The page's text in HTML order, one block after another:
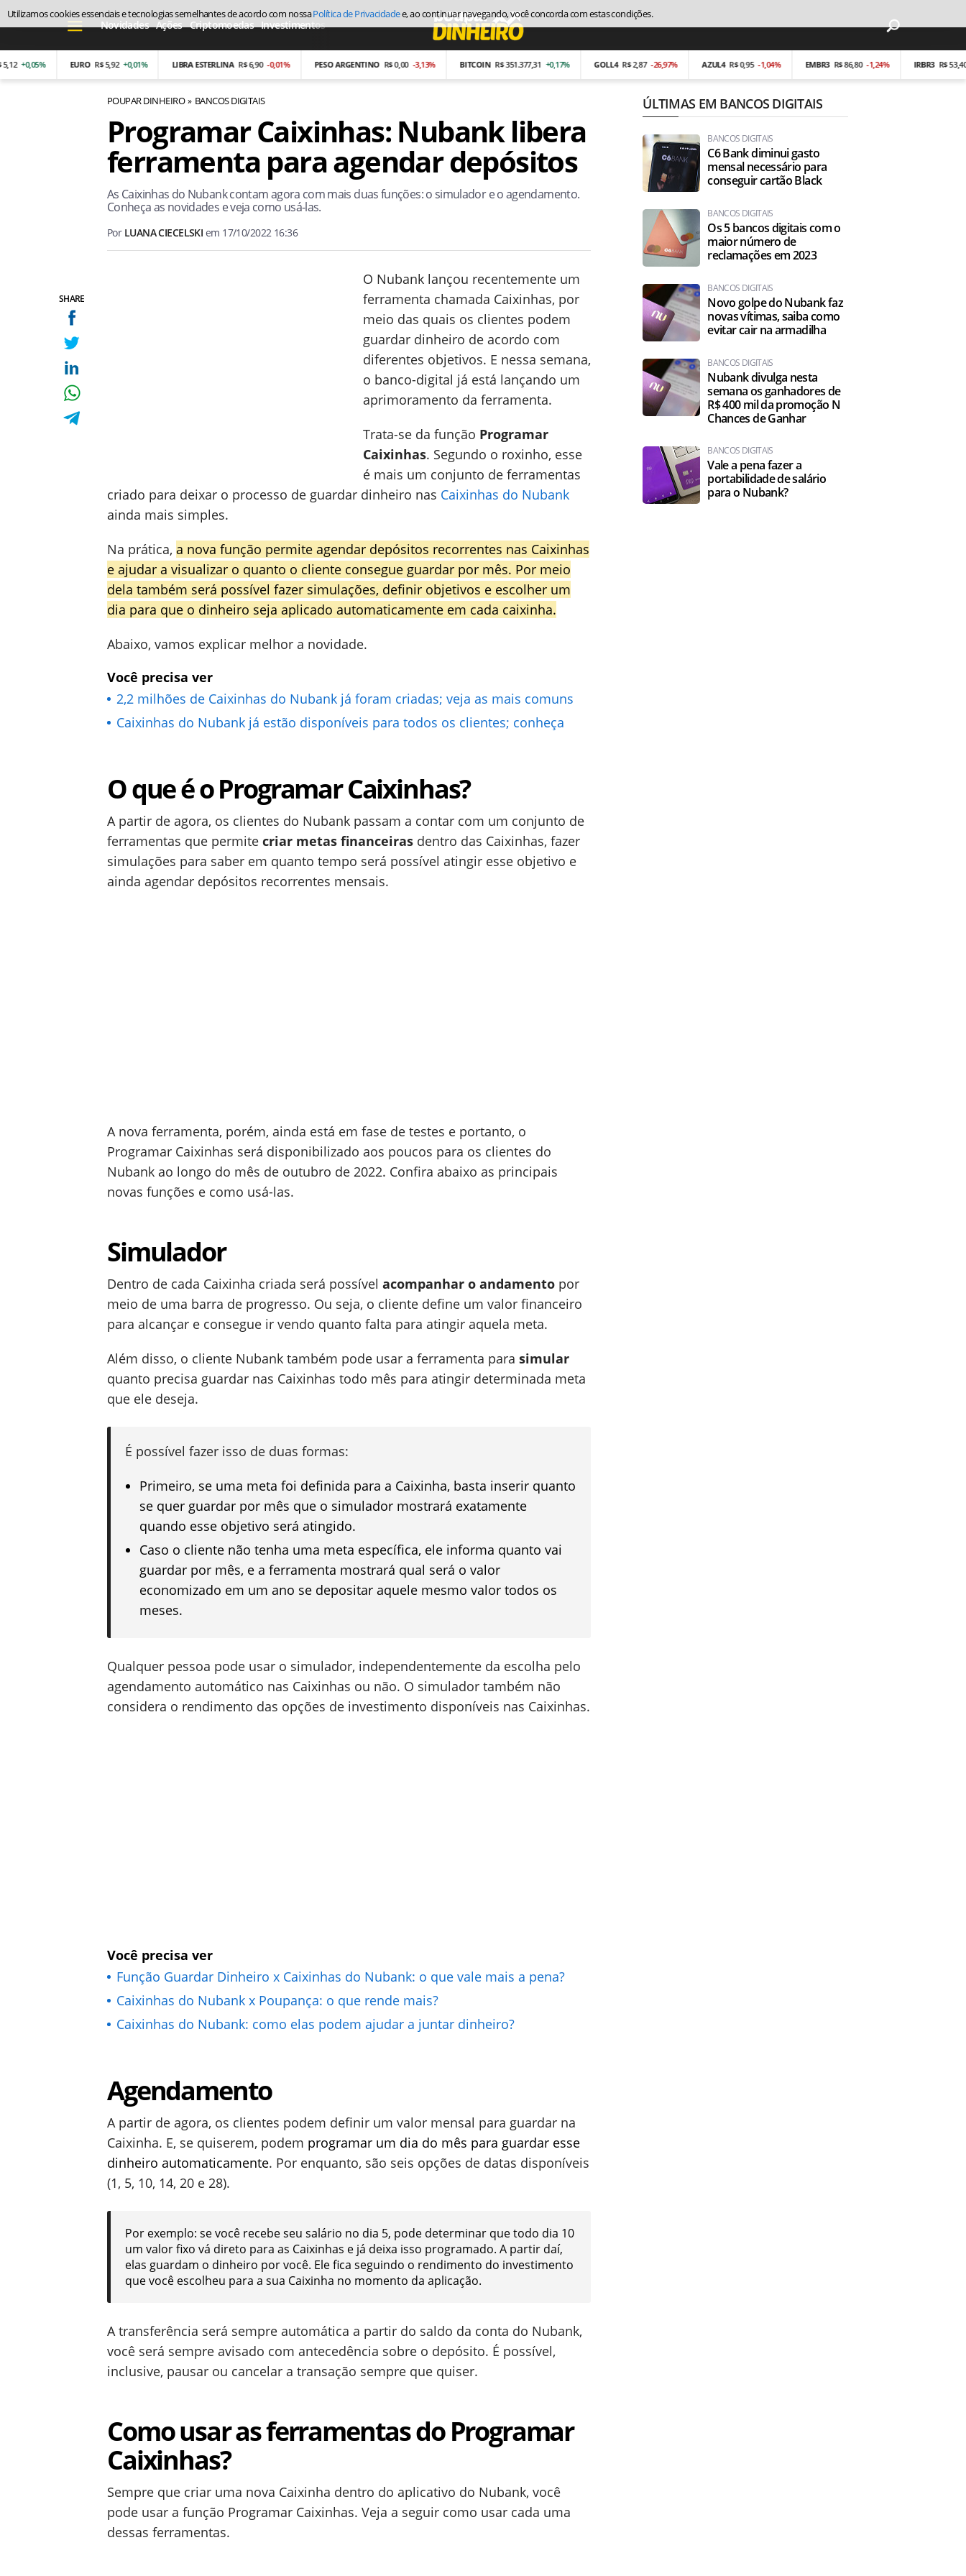
Novidades Ações Criptomoedas Investimentos Economia
EURO R$ 5,92 +0,01% LIBRA ESTERLINA R$ 6,90 -0,01% PESO ARGENTINO R$ 0,00 -3,13% BITCOIN R$ 351.377,31 +0,17% GOLL4 R$ 2,87 -26,97% AZUL4 R$ 0,95 -1,04% EMBR3 R$ 86,80 -1,24% IRBR3 R$ 53,40 -
POUPAR DINHEIRO BANCOS DIGITAIS
SHARE
Programar Caixinhas: Nubank libera
ferramenta para agendar depósitos
As Caixinhas do Nubank contam agora com mais duas funções: o simulador e o agendamento.
Conheça as novidades e veja como usá-las.
Por LUANA CIECELSKI em 17/10/2022 16:36
O Nubank lançou recentemente um
ferramenta chamada Caixinhas, por
meio das quais os clientes podem
guardar dinheiro de acordo com
diferentes objetivos. E nessa semana,
o banco-digital já está lançando um
aprimoramento da ferramenta.
Trata-se da função Programar
Caixinhas. Segundo o roxinho, esse
é mais um conjunto de ferramentas
criado para deixar o processo de guardar dinheiro nas Caixinhas do Nubank
ainda mais simples.
Na prática, a nova função permite agendar depósitos recorrentes nas Caixinhas
e ajudar a visualizar o quanto o cliente consegue guardar por mês. Por meio
dela também será possível fazer simulações, definir objetivos e escolher um
dia para que o dinheiro seja aplicado automaticamente em cada caixinha.
Abaixo, vamos explicar melhor a novidade.
Você precisa ver
2,2 milhões de Caixinhas do Nubank já foram criadas; veja as mais comuns
Caixinhas do Nubank já estão disponíveis para todos os clientes; conheça
O que é o Programar Caixinhas?
A partir de agora, os clientes do Nubank passam a contar com um conjunto de
ferramentas que permite criar metas financeiras dentro das Caixinhas, fazer
simulações para saber em quanto tempo será possível atingir esse objetivo e
ainda agendar depósitos recorrentes mensais.
A nova ferramenta, porém, ainda está em fase de testes e portanto, o
Programar Caixinhas será disponibilizado aos poucos para os clientes do
Nubank ao longo do mês de outubro de 2022. Confira abaixo as principais
novas funções e como usá-las.
Simulador
Dentro de cada Caixinha criada será possível acompanhar o andamento por
meio de uma barra de progresso. Ou seja, o cliente define um valor financeiro
para alcançar e consegue ir vendo quanto falta para atingir aquela meta.
Além disso, o cliente Nubank também pode usar a ferramenta para simular
quanto precisa guardar nas Caixinhas todo mês para atingir determinada meta
que ele deseja.
É possível fazer isso de duas formas:
Primeiro, se uma meta foi definida para a Caixinha, basta inserir quanto
se quer guardar por mês que o simulador mostrará exatamente
quando esse objetivo será atingido.
Caso o cliente não tenha uma meta específica, ele informa quanto vai
guardar por mês, e a ferramenta mostrará qual será o valor
economizado em um ano se depositar aquele mesmo valor todos os
meses.
Qualquer pessoa pode usar o simulador, independentemente da escolha pelo
agendamento automático nas Caixinhas ou não. O simulador também não
considera o rendimento das opções de investimento disponíveis nas Caixinhas.
Você precisa ver
Função Guardar Dinheiro x Caixinhas do Nubank: o que vale mais a pena?
Caixinhas do Nubank x Poupança: o que rende mais?
Caixinhas do Nubank: como elas podem ajudar a juntar dinheiro?
Agendamento
A partir de agora, os clientes podem definir um valor mensal para guardar na
Caixinha. E, se quiserem, podem programar um dia do mês para guardar esse
dinheiro automaticamente. Por enquanto, são seis opções de datas disponíveis
(1, 5, 10, 14, 20 e 28).
Por exemplo: se você recebe seu salário no dia 5, pode determinar que todo dia 10
um valor fixo vá direto para as Caixinhas e já deixa isso programado. A partir daí,
elas guardam o dinheiro por você. Ele fica seguindo o rendimento do investimento
que você escolheu para a sua Caixinha no momento da aplicação.
A transferência será sempre automática a partir do saldo da conta do Nubank,
você será sempre avisado com antecedência sobre o depósito. É possível,
inclusive, pausar ou cancelar a transação sempre que quiser.
Como usar as ferramentas do Programar
Caixinhas?
Sempre que criar uma nova Caixinha dentro do aplicativo do Nubank, você
pode usar a função Programar Caixinhas. Veja a seguir como usar cada uma
dessas ferramentas.
ÚLTIMAS EM BANCOS DIGITAIS
BANCOS DIGITAIS
C6 Bank diminui gasto
mensal necessário para
conseguir cartão Black
BANCOS DIGITAIS
Os 5 bancos digitais com o
maior número de
reclamações em 2023
BANCOS DIGITAIS
Novo golpe do Nubank faz
novas vítimas, saiba como
evitar cair na armadilha
BANCOS DIGITAIS
Nubank divulga nesta
semana os ganhadores de
R$ 400 mil da promoção N
Chances de Ganhar
BANCOS DIGITAIS
Vale a pena fazer a
portabilidade de salário
para o Nubank?
Utilizamos cookies essenciais e tecnologias semelhantes de acordo com nossaPolítica de Privacidadee, ao continuar navegando, você concorda com estas condições.